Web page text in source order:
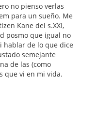
no pienso verlas
para un sueño. Me
Kane del s.XXI,
posmo que igual no
hablar de lo que dice
semejante
de las (como
que vi en mi vida.